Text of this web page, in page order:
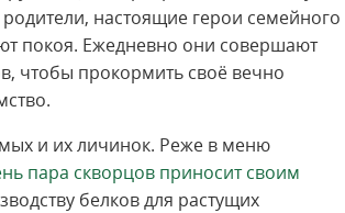
настоящие герои семейного
покоя. Ежедневно они совершают
чтобы прокормить своё вечно
и их личинок. Реже в меню
пара скворцов приносит своим
белков для растущих